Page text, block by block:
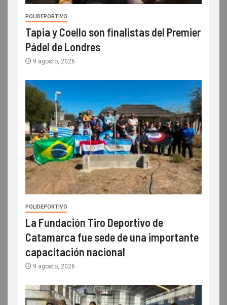
POLIDEPORTIVO
Tapia y Coello son finalistas del Premier
Pádel de Londres
9 agosto, 2026
POLIDEPORTIVO
La Fundación Tiro Deportivo de
Catamarca fue sede de una importante
capacitación nacional
9 agosto, 2026